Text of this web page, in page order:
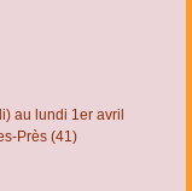
au lundi 1er avril
Près (41)